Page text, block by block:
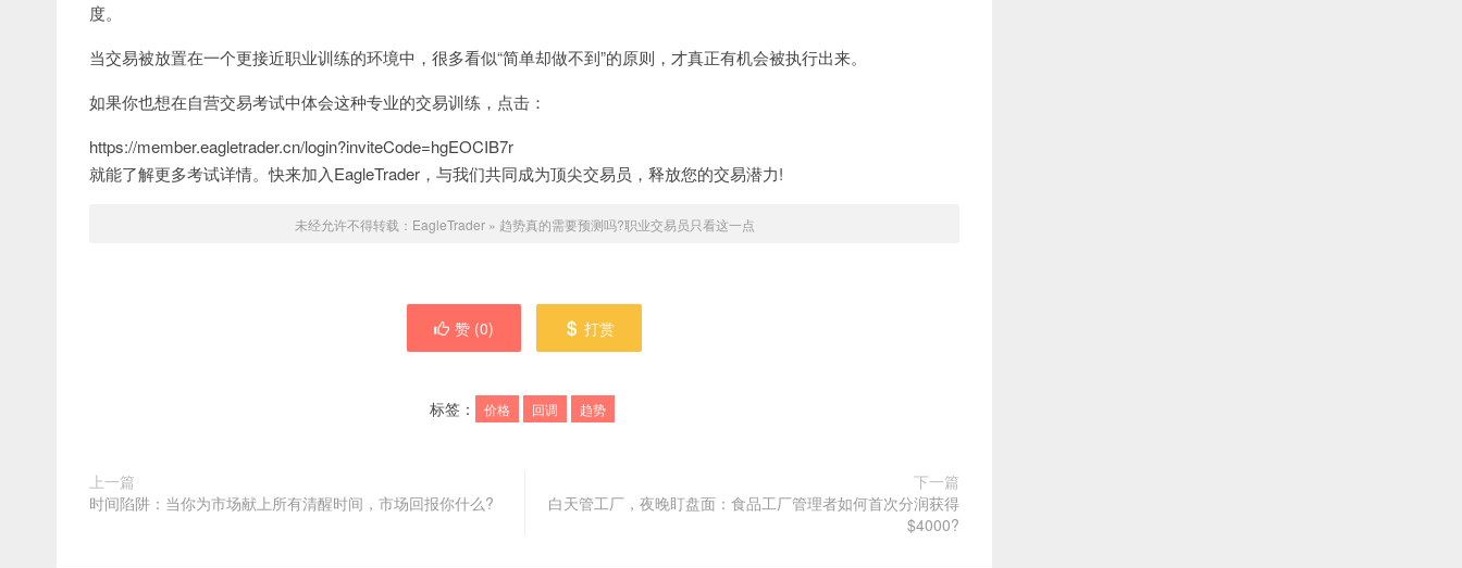
度。
当交易被放置在一个更接近职业训练的环境中，很多看似“简单却做不到”的原则，才真正有机会被执行出来。
如果你也想在自营交易考试中体会这种专业的交易训练，点击：
https://member.eagletrader.cn/login?inviteCode=hgEOCIB7r
就能了解更多考试详情。快来加入EagleTrader，与我们共同成为顶尖交易员，释放您的交易潜力!
未经允许不得转载： EagleTrader» 趋势真的需要预测吗?职业交易员只看这一点
赞 (0) 打赏
标签： 价格 回调 趋势
上一篇
时间陷阱：当你为市场献上所有清醒时间，市场回报你什么?
下一篇
白天管工厂，夜晚盯盘面：食品工厂管理者如何首次分润获得
$4000?